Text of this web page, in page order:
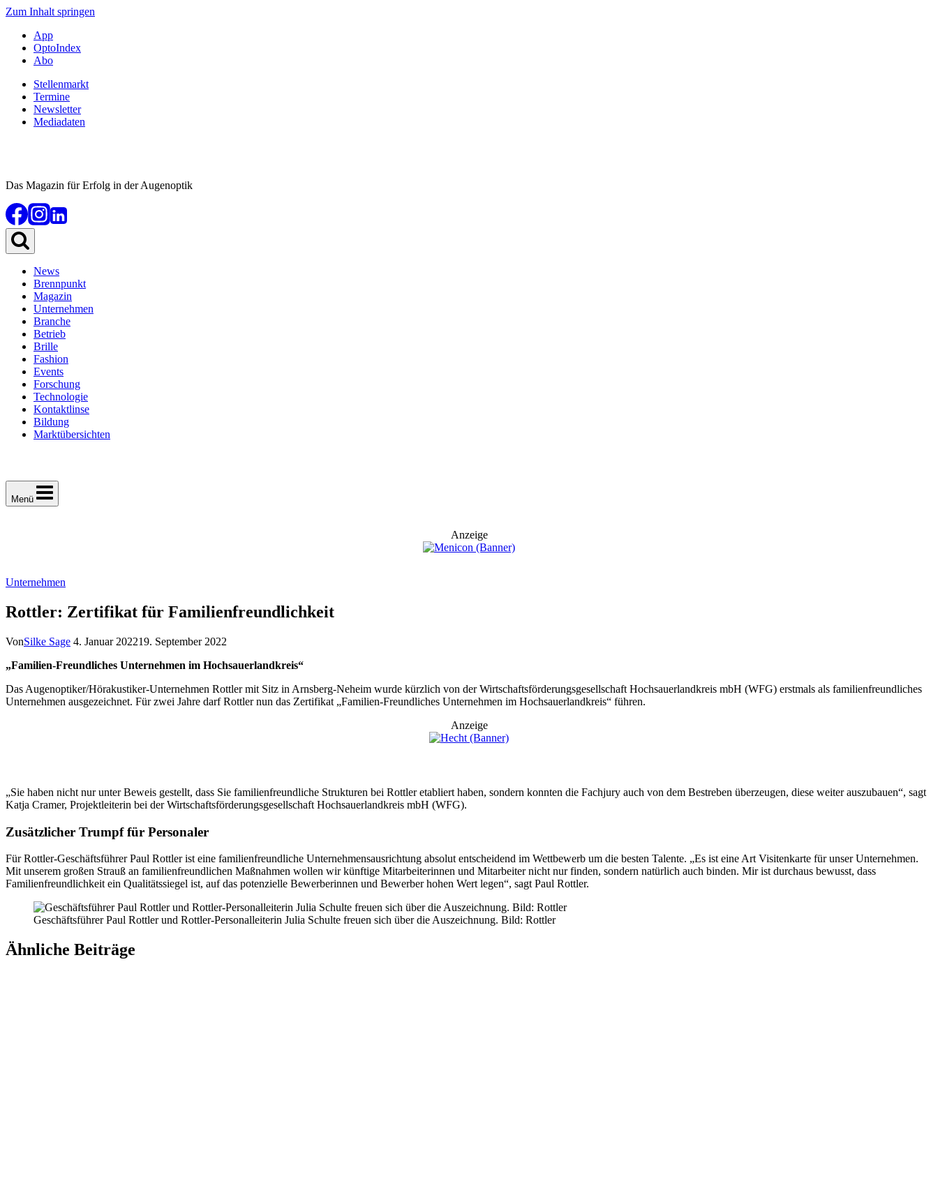
Zum Inhalt springen
App
OptoIndex
Abo
Stellenmarkt
Termine
Newsletter
Mediadaten
Das Magazin für Erfolg in der Augenoptik
News
Brennpunkt
Magazin
Unternehmen
Branche
Betrieb
Brille
Fashion
Events
Forschung
Technologie
Kontaktlinse
Bildung
Marktübersichten
Menü
Anzeige
Unternehmen
Rottler: Zertifikat für Familienfreundlichkeit
VonSilke Sage 4. Januar 202219. September 2022
„Familien-Freundliches Unternehmen im Hochsauerlandkreis“
Das Augenoptiker/Hörakustiker-Unternehmen Rottler mit Sitz in Arnsberg-Neheim wurde kürzlich von der Wirtschaftsförderungsgesellschaft Hochsauerlandkreis mbH (WFG) erstmals als familienfreundliches
Unternehmen ausgezeichnet. Für zwei Jahre darf Rottler nun das Zertifikat „Familien-Freundliches Unternehmen im Hochsauerlandkreis“ führen.
Anzeige
„Sie haben nicht nur unter Beweis gestellt, dass Sie familienfreundliche Strukturen bei Rottler etabliert haben, sondern konnten die Fachjury auch von dem Bestreben überzeugen, diese weiter auszubauen“, sagt
Katja Cramer, Projektleiterin bei der Wirtschaftsförderungsgesellschaft Hochsauerlandkreis mbH (WFG).
Zusätzlicher Trumpf für Personaler
Für Rottler-Geschäftsführer Paul Rottler ist eine familienfreundliche Unternehmensausrichtung absolut entscheidend im Wettbewerb um die besten Talente. „Es ist eine Art Visitenkarte für unser Unternehmen.
Mit unserem großen Strauß an familienfreundlichen Maßnahmen wollen wir künftige Mitarbeiterinnen und Mitarbeiter nicht nur finden, sondern natürlich auch binden. Mir ist durchaus bewusst, dass
Familienfreundlichkeit ein Qualitätssiegel ist, auf das potenzielle Bewerberinnen und Bewerber hohen Wert legen“, sagt Paul Rottler.
Geschäftsführer Paul Rottler und Rottler-Personalleiterin Julia Schulte freuen sich über die Auszeichnung. Bild: Rottler
Ähnliche Beiträge